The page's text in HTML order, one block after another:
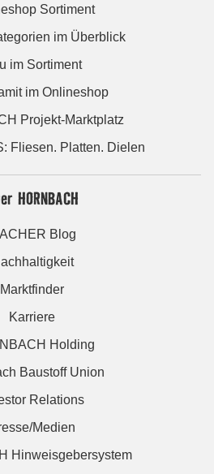
Sortiment
im Überblick
im Sortiment
im Onlineshop
Projekt-Marktplatz
Fliesen. Platten. Dielen
HORNBACH
Blog
Marktfinder
Karriere
Holding
Baustoff Union
Relations
Medien
Hinweisgebersystem